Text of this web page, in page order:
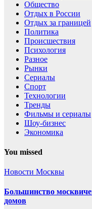
Общество
Отдых в России
Отдых за границей
Политика
Происшествия
Психология
Разное
Рынки
Сериалы
Спорт
Технологии
Тренды
Фильмы и сериалы
Шоу-бизнес
Экономика
You missed
Новости Москвы
Большинство
домов